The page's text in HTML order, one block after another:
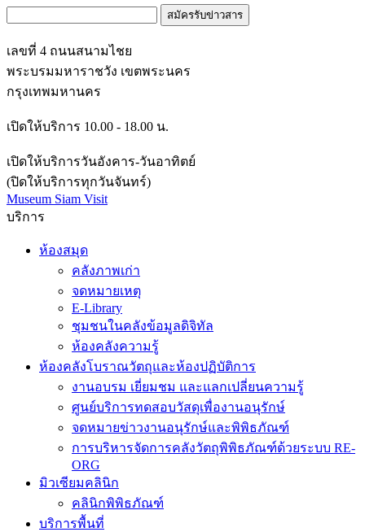
สมัครรับข่าวสาร
เลขที่ 4 ถนนสนามไชย
พระบรมมหาราชวัง เขตพระนคร
กรุงเทพมหานคร
เปิดให้บริการ 10.00 - 18.00 น.
เปิดให้บริการวันอังคาร-วันอาทิตย์
(ปิดให้บริการทุกวันจันทร์)
Museum Siam Visit
บริการ
ห้องสมุด
คลังภาพเก่า
จดหมายเหตุ
E-Library
ชุมชนในคลังข้อมูลดิจิทัล
ห้องคลังความรู้
ห้องคลังโบราณวัตถุและห้องปฏิบัติการ
งานอบรม เยี่ยมชม และแลกเปลี่ยนความรู้
ศูนย์บริการทดสอบวัสดุเพื่องานอนุรักษ์
จดหมายข่าวงานอนุรักษ์และพิพิธภัณฑ์
การบริหารจัดการคลังวัตถุพิพิธภัณฑ์ด้วยระบบ RE-
ORG
มิวเซียมคลินิก
คลินิกพิพิธภัณฑ์
บริการพื้นที่